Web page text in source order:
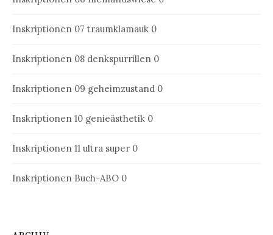
Inskriptionen 07 traumklamauk 0
Inskriptionen 08 denkspurrillen 0
Inskriptionen 09 geheimzustand 0
Inskriptionen 10 genieästhetik 0
Inskriptionen 11 ultra super 0
Inskriptionen Buch-ABO 0